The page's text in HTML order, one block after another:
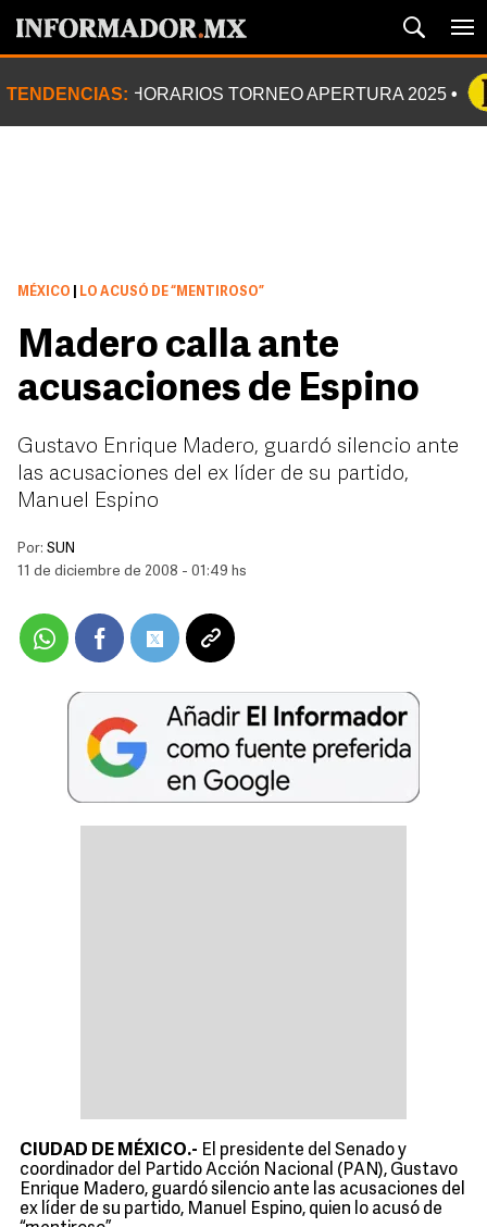
TENDENCIAS: HORARIOS TORNEO APERTURA 2025
MÉXICO LO ACUSÓ DE “MENTIROSO”
Madero calla ante
acusaciones de Espino
Gustavo Enrique Madero, guardó silencio ante
las acusaciones del ex líder de su partido,
Manuel Espino
Por: SUN
11 de diciembre de 2008 - 01:49 hs
CIUDAD DE MÉXICO.- El presidente del Senado y
coordinador del Partido Acción Nacional (PAN), Gustavo
Enrique Madero, guardó silencio ante las acusaciones del
ex líder de su partido, Manuel Espino, quien lo acusó de